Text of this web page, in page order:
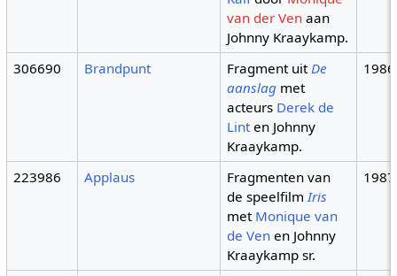
van der Ven aan
Johnny Kraaykamp.
306690 Brandpunt Fragment uitDe
aanslag met
acteurs Derek de
Linten Johnny
Kraaykamp.
1986
223986 Applaus
Fragmenten van
de speelfilmIris
met Monique van
de Ven en Johnny
Kraaykamp sr.
1987